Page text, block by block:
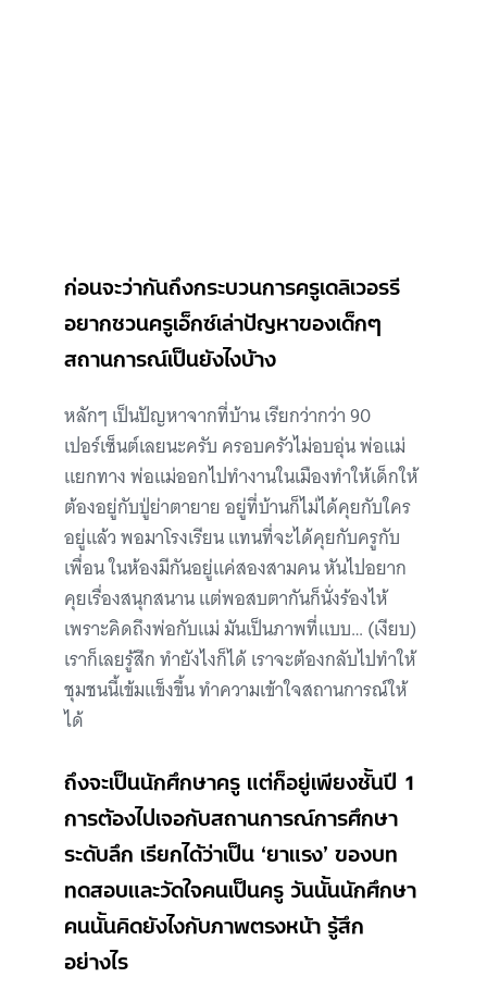
ก่อนจะว่ากันถึงกระบวนการครูเดลิเวอรรี
อยากชวนครูเอ็กซ์เล่าปัญหาของเด็กๆ
สถานการณ์เป็นยังไงบ้าง
หลักๆ เป็นปัญหาจากที่บ้าน เรียกว่ากว่า 90
เปอร์เซ็นต์เลยนะครับ ครอบครัวไม่อบอุ่น พ่อแม่
แยกทาง พ่อแม่ออกไปทำงานในเมืองทำให้เด็กให้
ต้องอยู่กับปู่ย่าตายาย อยู่ที่บ้านก็ไม่ได้คุยกับใคร
อยู่แล้ว พอมาโรงเรียน แทนที่จะได้คุยกับครูกับ
เพื่อน ในห้องมีกันอยู่แค่สองสามคน หันไปอยาก
คุยเรื่องสนุกสนาน แต่พอสบตากันก็นั่งร้องไห้
เพราะคิดถึงพ่อกับแม่ มันเป็นภาพที่แบบ… (เงียบ)
เราก็เลยรู้สึก ทำยังไงก็ได้ เราจะต้องกลับไปทำให้
ชุมชนนี้เข้มแข็งขึ้น ทำความเข้าใจสถานการณ์ให้
ได้
ถึงจะเป็นนักศึกษาครู แต่ก็อยู่เพียงชั้นปี 1
การต้องไปเจอกับสถานการณ์การศึกษา
ระดับลึก เรียกได้ว่าเป็น ‘ยาแรง’ ของบท
ทดสอบและวัดใจคนเป็นครู วันนั้นนักศึกษา
คนนั้นคิดยังไงกับภาพตรงหน้า รู้สึก
อย่างไร